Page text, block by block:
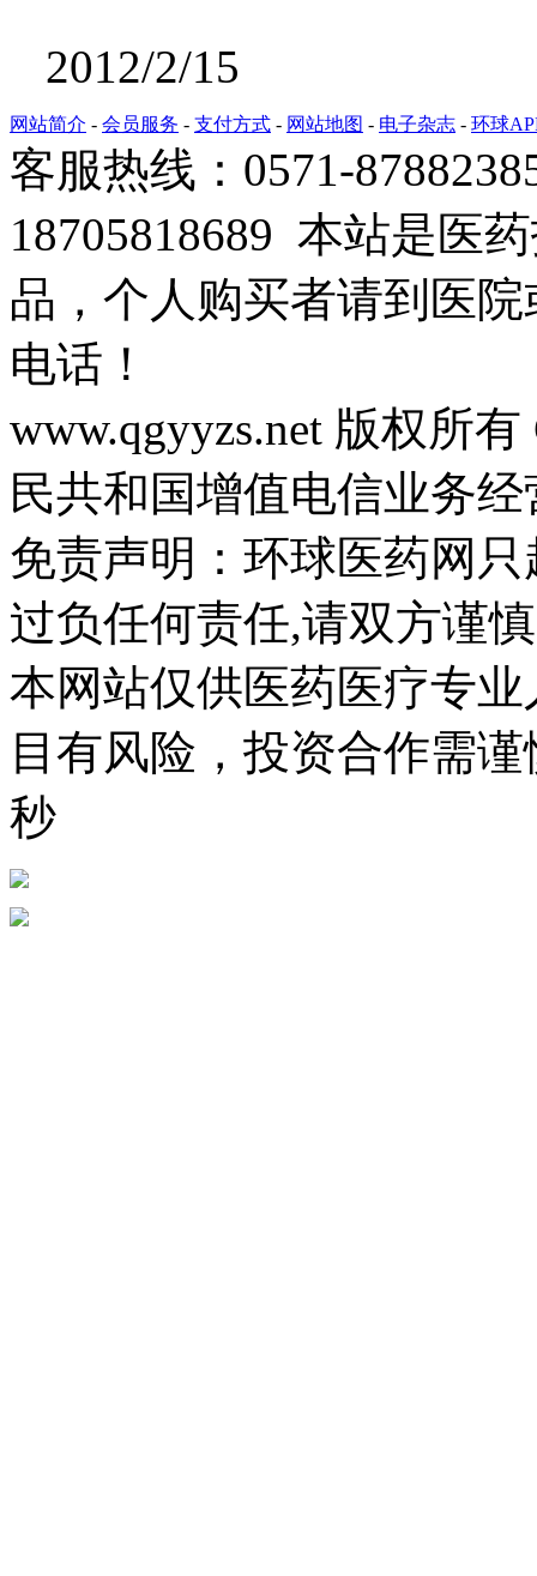
2012/2/15
网站简介 - 会员服务 - 支付方式 - 网站地图 - 电子杂志 - 环球
客服热线：0571-
18705818689 本站是医
品，个人购买者请到医
电话！
www.qgyyzs.net 版权所
民共和国增值电信业务
免责声明：环球医药网
过负任何责任,请双方谨
本网站仅供医药医疗专
目有风险，投资合作需
秒